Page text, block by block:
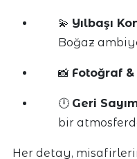
💫 Yılbaşı
Boğaz
📸 Fotoğraf
🕛 Geri
bir
Her detay,